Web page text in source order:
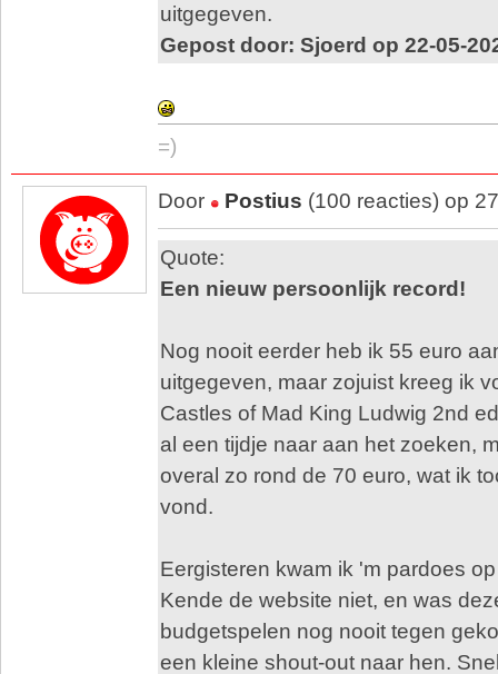
uitgegeven.
Gepost door: Sjoerd op 22-05-
=)
Door Postius (100 reacties) op
Quote:
Een nieuw persoonlijk record!
Nog nooit eerder heb ik 55 euro
uitgegeven, maar zojuist kreeg ik
Castles of Mad King Ludwig 2nd
al een tijdje naar aan het zoeken,
overal zo rond de 70 euro, wat ik
vond.
Eergisteren kwam ik 'm pardoes
Kende de website niet, en was
budgetspelen nog nooit tegen
een kleine shout-out naar hen.